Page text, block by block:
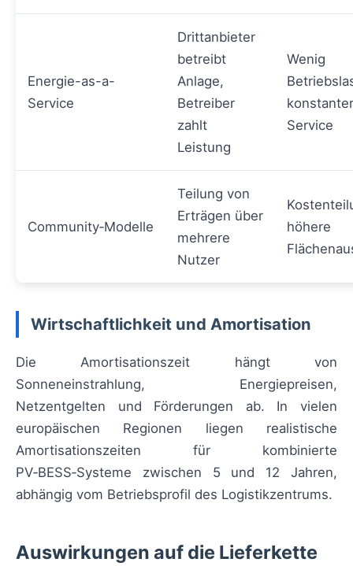
Energie-as-a-
Service
Drittanbieter
betreibt
Anlage,
Betreiber
zahlt
Leistung
Wenig
konstanter
Service
Community‑Modelle
Teilung von
Erträgen über
mehrere
Nutzer
höhere
Wirtschaftlichkeit und Amortisation
Die Amortisationszeit hängt von
Sonneneinstrahlung, Energiepreisen,
Netzentgelten und Förderungen ab. In vielen
europäischen Regionen liegen realistische
Amortisationszeiten für kombinierte
PV‑BESS‑Systeme zwischen 5 und 12 Jahren,
abhängig vom Betriebsprofil des Logistikzentrums.
Auswirkungen auf die Lieferkette